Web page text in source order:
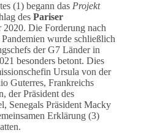
(1) begann das Projekt
des Pariser
Die Forderung nach
wurde schließlich
der G7 Länder in
besonders betont. Dies
Ursula von der
Guterres, Frankreichs
der Präsident des
Senegals Präsident Macky
Erklärung (3)